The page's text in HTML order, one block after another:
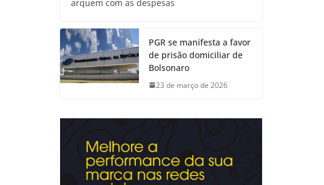
arquem com as despesas
PGR se manifesta a favor
de prisão domiciliar de
Bolsonaro
23 de março de 2026